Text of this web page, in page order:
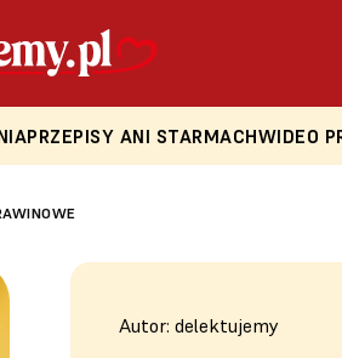
PRZEPISY ANI STARMACHWIDEO
Autor: delektujemy